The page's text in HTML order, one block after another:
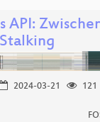
API:
2024-03-21
121